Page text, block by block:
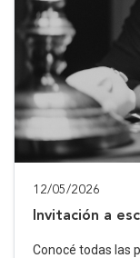
12/05/2026
Invitación a
Conocé todas las